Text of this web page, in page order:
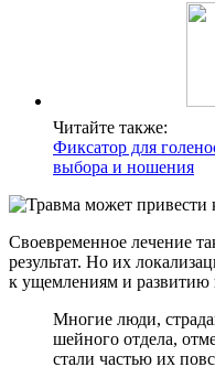
Читайте также:
Фиксатор для
выбора и ношения
Своевременное лечение
результат. Но их
к ущемлениям и развитию
Многие люди,
шейного отдела,
стали частью их